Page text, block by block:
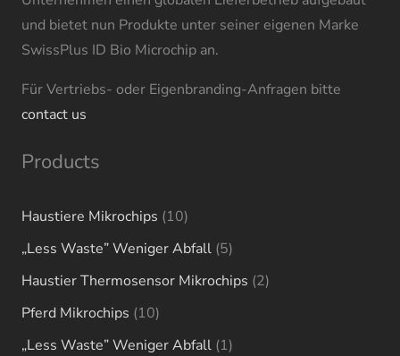
und bietet nun Produkte unter seiner eigenen Marke
SwissPlus ID Bio Microchip an.
Für Vertriebs- oder Eigenbranding-Anfragen bitte
contact us
Products
Haustiere Mikrochips 1010
products
„Less Waste” Weniger Abfall 55
products
Haustier Thermosensor Mikrochips 22
Pferd Mikrochips 1010
products
„Less Waste” Weniger Abfall 11